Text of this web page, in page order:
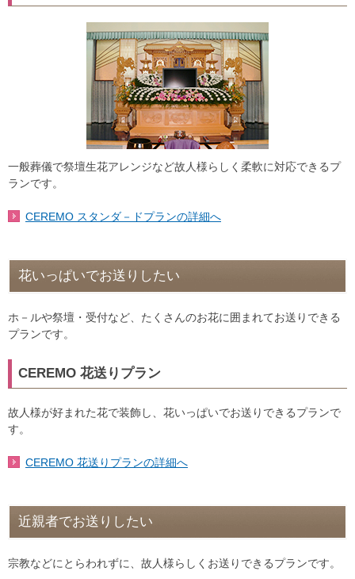
一般葬儀で祭壇生花アレンジなど故人様らしく柔軟に対応できるプ
ランです。
CEREMO スタンダ－ドプランの詳細へ
花いっぱいでお送りしたい
ホ－ルや祭壇・受付など、たくさんのお花に囲まれてお送りできる
プランです。
CEREMO 花送りプラン
故人様が好まれた花で装飾し、花いっぱいでお送りできるプランで
す。
CEREMO 花送りプランの詳細へ
近親者でお送りしたい
宗教などにとらわれずに、故人様らしくお送りできるプランです。